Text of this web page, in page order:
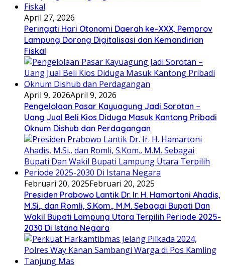
April 27, 2026
Peringati Hari Otonomi Daerah ke-XXX, Pemprov
Lampung Dorong Digitalisasi dan Kemandirian
Fiskal
April 9, 2026April 9, 2026
Pengelolaan Pasar Kayuagung Jadi Sorotan –
Uang Jual Beli Kios Diduga Masuk Kantong Pribadi
Oknum Dishub dan Perdagangan
Februari 20, 2025Februari 20, 2025
Presiden Prabowo Lantik Dr. Ir. H. Hamartoni Ahadis,
M.Si., dan Romli, S.Kom., M.M. Sebagai Bupati Dan
Wakil Bupati Lampung Utara Terpilih Periode 2025-
2030 Di Istana Negara